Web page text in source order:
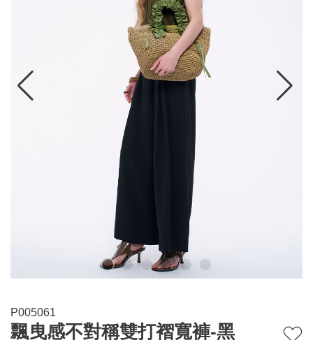
連身系列
百搭配件
P005061
飄曳感不對稱雙打褶寬褲-黑